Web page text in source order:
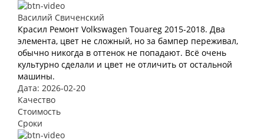
Василий Свиченский
Красил Ремонт Volkswagen Touareg 2015-2018. Два
элемента, цвет не сложный, но за бампер переживал,
обычно никогда в оттенок не попадают. Всё очень
культурно сделали и цвет не отличить от остальной
машины.
Дата: 2026-02-20
Качество
Стоимость
Сроки